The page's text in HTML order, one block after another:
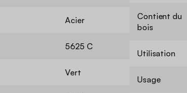
Acier
5625 C
Vert
Contient du
bois
Utilisation
Usage